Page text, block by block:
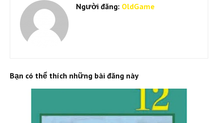
Người đăng: OldGame
Bạn có thể thích những bài đăng này